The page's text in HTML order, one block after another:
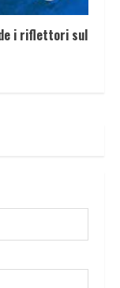
i riflettori sul